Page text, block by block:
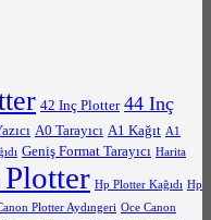
42 Inç Plotter 44 Inç
A0 Tarayıcı A1 Kağıt A1
Geniş Format Tarayıcı Harita
Hp Plotter Kağıdı Hp
Plotter Aydıngeri Oce Canon